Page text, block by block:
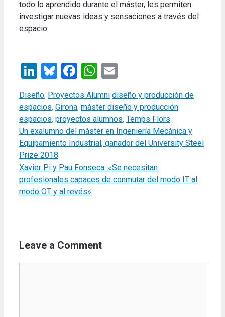
todo lo aprendido durante el máster, les permiten
investigar nuevas ideas y sensaciones a través del
espacio.
LinkedIn
Bluesky
Facebook
WhatsApp
Categories
Diseño, Proyectos Alumni Tags
diseño y producción de
espacios, Girona, máster diseño y producción
espacios, proyectos alumnos, Temps Flors
Un exalumno del máster en Ingeniería Mecánica y
Equipamiento Industrial, ganador del University Steel
Prize 2018
Xavier Pi y Pau Fonseca: «Se necesitan
profesionales capaces de conmutar del modo IT al
modo OT y al revés»
Leave a Comment